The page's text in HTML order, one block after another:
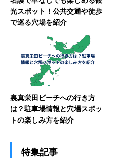
光スポット！公共交通や徒歩
で巡る穴場を紹介
裏真栄田ビーチへの行き方
は？駐車場情報と穴場スポッ
トの楽しみ方を紹介
特集記事